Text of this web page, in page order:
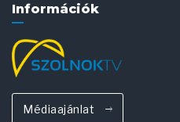
Információk
Médiaajánlat